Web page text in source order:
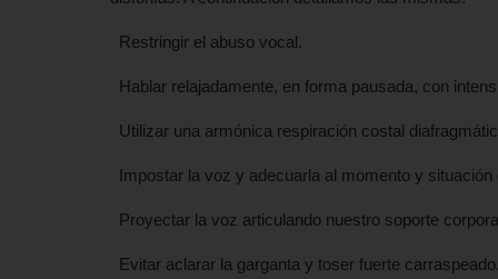
Restringir el abuso vocal.
Hablar relajadamente, en forma pausada, con
Utilizar una armónica respiración costal
Impostar la voz y adecuarla al momento y
Proyectar la voz articulando nuestro soporte
Evitar aclarar la garganta y toser fuerte